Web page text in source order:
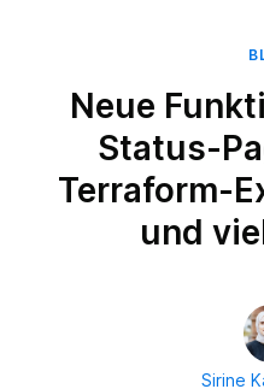
Neue
Status-
Terraform-
und
Sirine